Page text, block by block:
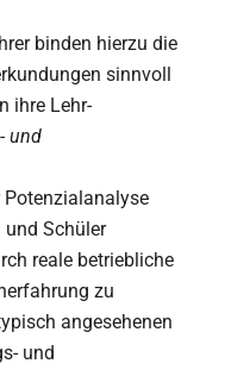
binden hierzu die
sinnvoll
ihre Lehr-
und
Potenzialanalyse
und Schüler
reale betriebliche
zu
angesehenen
und